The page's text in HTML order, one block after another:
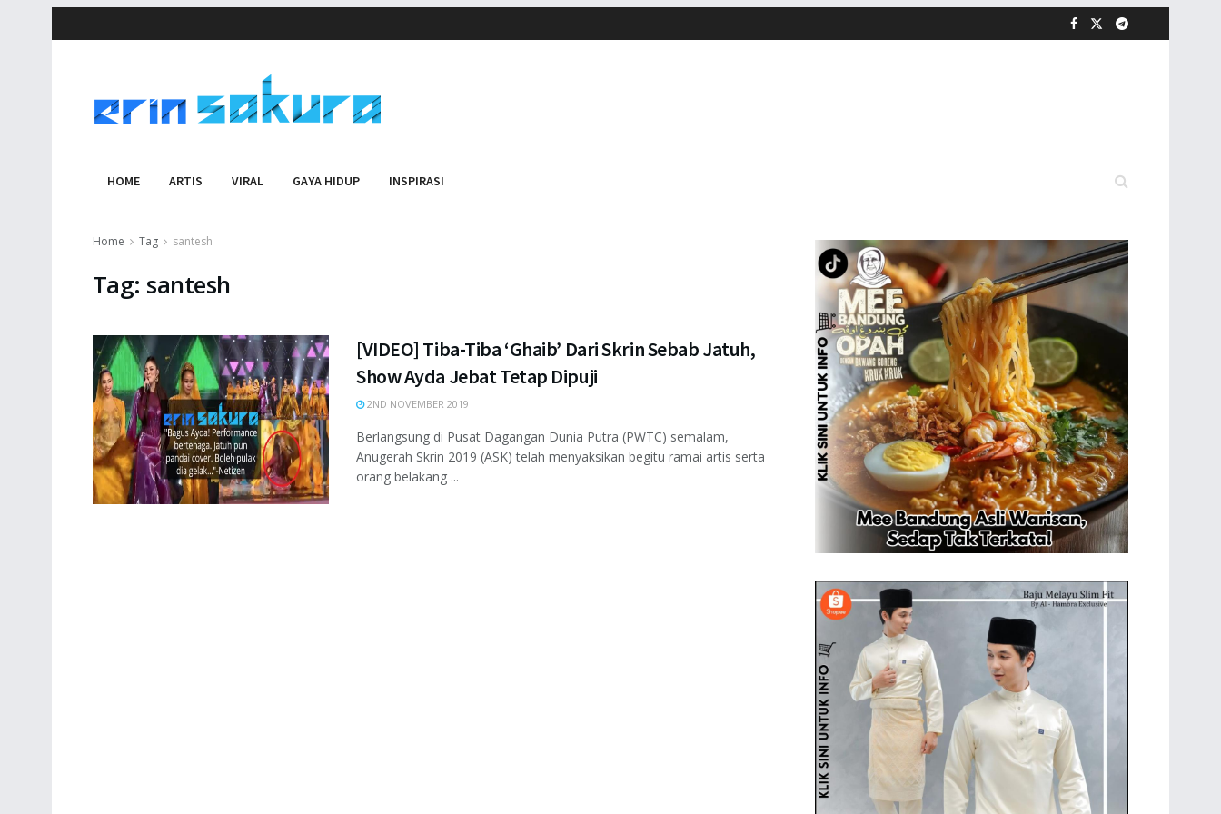
HOME ARTIS VIRAL GAYA HIDUP INSPIRASI
Home Tag santesh
Tag: santesh
[VIDEO] Tiba-Tiba ‘Ghaib’ Dari Skrin Sebab Jatuh,
Show Ayda Jebat Tetap Dipuji
2ND NOVEMBER 2019
Berlangsung di Pusat Dagangan Dunia Putra (PWTC) semalam,
Anugerah Skrin 2019 (ASK) telah menyaksikan begitu ramai artis serta
orang belakang ...